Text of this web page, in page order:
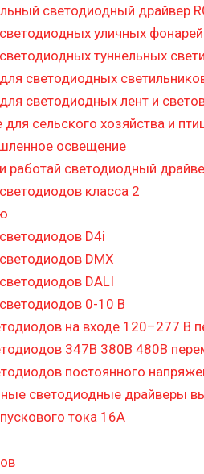
светодиодный драйвер
уличных фонарей
туннельных
светодиодных
светодиодных лент и
сельского хозяйства и
освещение
работай светодиодный
класса 2
D4i
DMX
DALI
0-10 В
на входе 120–277 В
347В 380В 480В
постоянного
светодиодные драйверы
тока 16А